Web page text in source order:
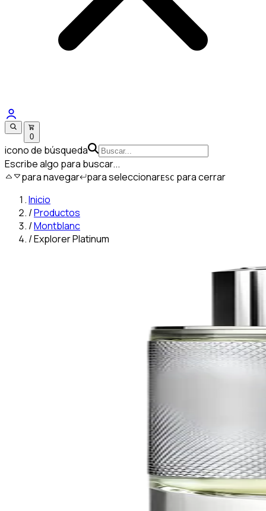
0
icono de búsqueda
Escribe algo para buscar...
para navegar para seleccionarESC para cerrar
Inicio
/Productos
/Montblanc
/Explorer Platinum